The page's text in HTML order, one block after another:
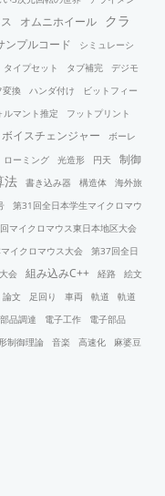
オムニホイール クラ
ンプルコード
シミュレーシ
タイプセット タブ補完
デジモ
変換 ハンダ付け
ビットフィー
ルマント推定
フットプリント
ボイスチェンジャー
ボーレ
ローミング 光造形 円天
制御
法 書き込み器 構造体
海外旅
第31回全日本学生マイクロマウ
マイクロマウス東日本地区大会
イクロマウス大会
第37回全日
会 組み込みC++ 経路
絵文
論文 足回り 車両 軌道
軌道
部品調達 電子工作 電子部品
制御理論 音楽 高速化
麻婆豆